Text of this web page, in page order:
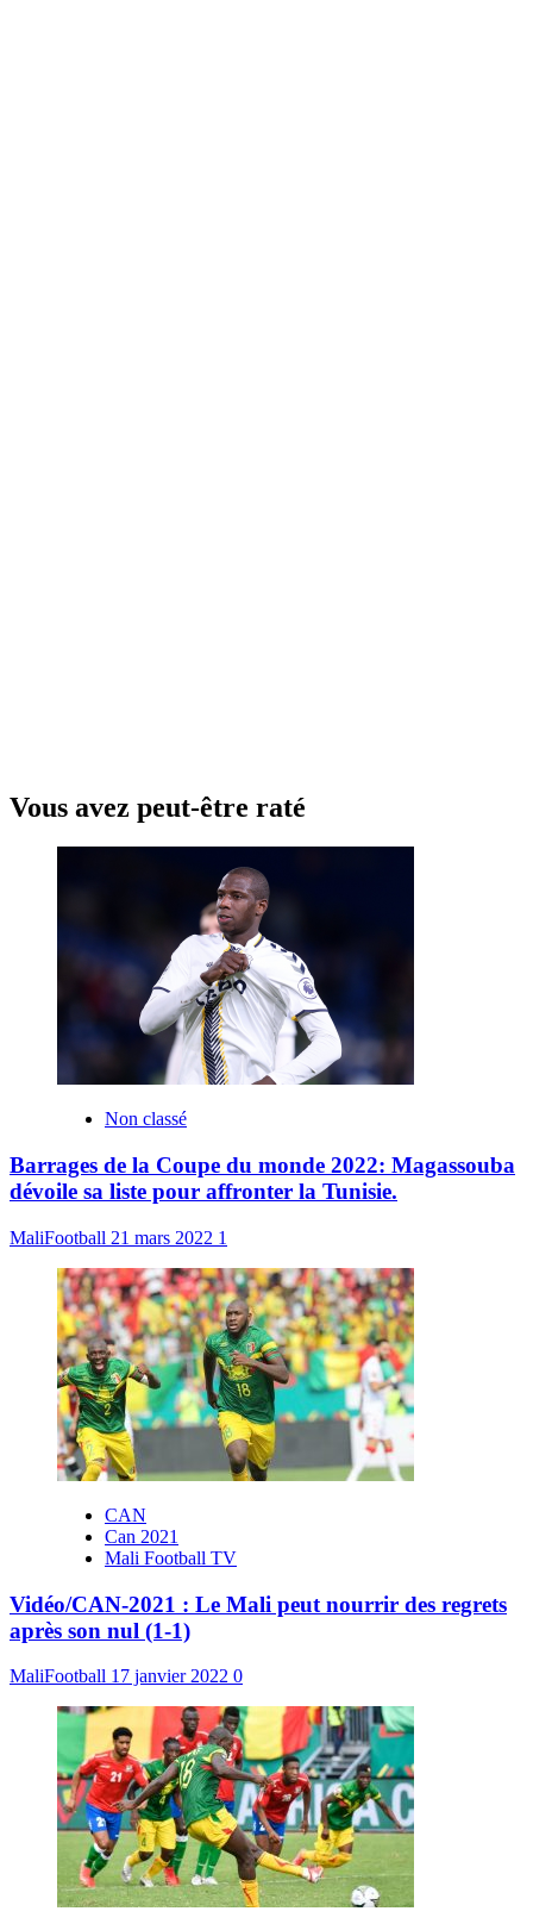
Vous avez peut-être raté
Non classé
Barrages de la Coupe du monde 2022: Magassouba
dévoile sa liste pour affronter la Tunisie.
MaliFootball 21 mars 2022 1
CAN
Can 2021
Mali Football TV
Vidéo/CAN-2021 : Le Mali peut nourrir des regrets
après son nul (1-1)
MaliFootball 17 janvier 2022 0